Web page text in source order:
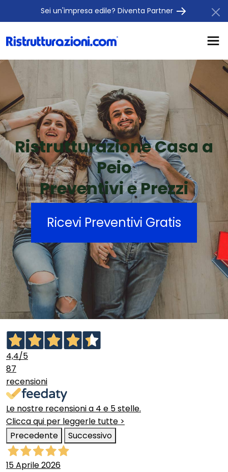
Sei un'impresa edile? Diventa Partner
Ristrutturazione Casa a
Peio
Preventivi e Prezzi
Ricevi Preventivi Gratis
4,4/5
87
recensioni
Le nostre recensioni a 4 e 5 stelle.
Clicca qui per leggerle tutte >
Precedente
Successivo
15 Aprile 2026